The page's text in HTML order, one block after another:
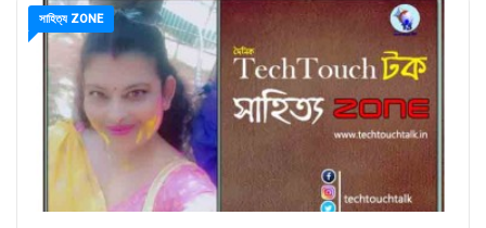
সাহিত্য ZONE